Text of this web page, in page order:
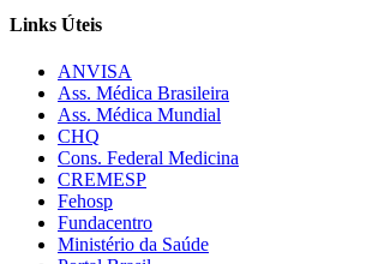
Links Úteis
ANVISA
Ass. Médica Brasileira
Ass. Médica Mundial
CHQ
Cons. Federal Medicina
CREMESP
Fehosp
Fundacentro
Ministério da Saúde